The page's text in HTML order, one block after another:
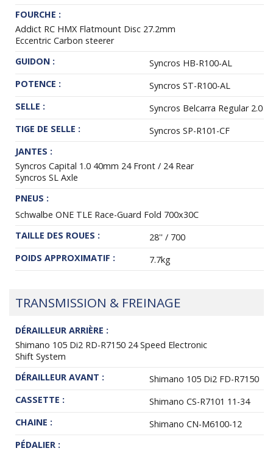
FOURCHE :
Addict RC HMX Flatmount Disc 27.2mm
Eccentric Carbon steerer
GUIDON :
Syncros HB-R100-AL
POTENCE :
Syncros ST-R100-AL
SELLE :
Syncros Belcarra Regular 2.0
TIGE DE SELLE :
Syncros SP-R101-CF
JANTES :
Syncros Capital 1.0 40mm 24 Front / 24 Rear
Syncros SL Axle
PNEUS :
Schwalbe ONE TLE Race-Guard Fold 700x30C
TAILLE DES ROUES :
28'' / 700
POIDS APPROXIMATIF :
7.7kg
TRANSMISSION & FREINAGE
DÉRAILLEUR ARRIÈRE :
Shimano 105 Di2 RD-R7150 24 Speed Electronic
Shift System
DÉRAILLEUR AVANT :
Shimano 105 Di2 FD-R7150
CASSETTE :
Shimano CS-R7101 11-34
CHAINE :
Shimano CN-M6100-12
PÉDALIER :